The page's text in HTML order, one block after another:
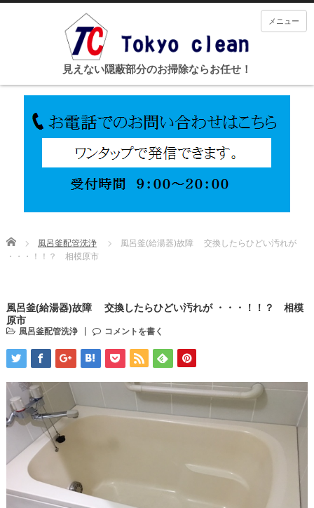
見えない隠蔽部分のお掃除ならお任せ！
メニュー
Home 風呂釜配管洗浄
風呂釜(給湯器)故障 交換したらひどい汚れが
・・・！！？ 相模原市
風呂釜(給湯器)故障 交換したらひどい汚れが ・・・！！？ 相模
原市
風呂釜配管洗浄 コメントを書く